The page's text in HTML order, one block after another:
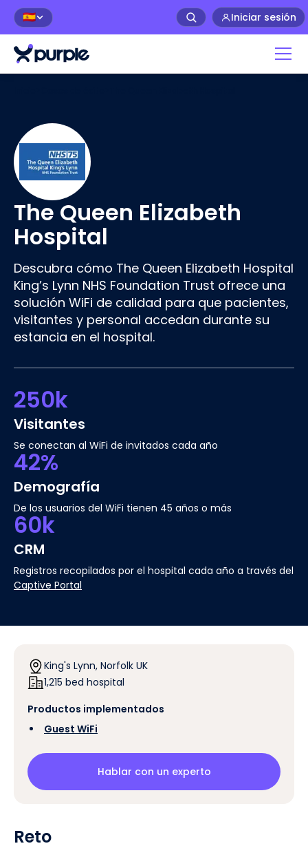
🇪🇸 Iniciar sesión
The Queen Elizabeth
Hospital
Descubra cómo The Queen Elizabeth Hospital
King’s Lynn NHS Foundation Trust ofrece una
solución WiFi de calidad para que pacientes,
visitantes y personal accedan durante su
estancia en el hospital.
250k
Visitantes
Se conectan al WiFi de invitados cada año
42%
Demografía
De los usuarios del WiFi tienen 45 años o más
60k
CRM
Registros recopilados por el hospital cada año a través del
Captive Portal
King's Lynn, Norfolk UK
1,215 bed hospital
Productos implementados
Guest WiFi
Hablar con un experto
Reto